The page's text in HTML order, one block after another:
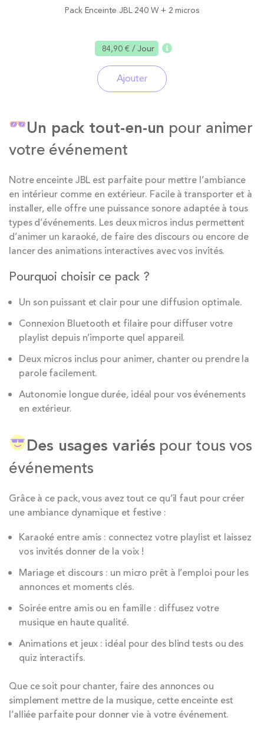
Pack Enceinte JBL 240 W + 2 micros
84,90 €/ Jour
Ajouter
Un pack tout-en-un pour animer
votre événement
Notre enceinte JBL est parfaite pour mettre l’ambiance
en intérieur comme en extérieur. Facile à transporter et à
installer, elle offre une puissance sonore adaptée à tous
types d’événements. Les deux micros inclus permettent
d’animer un karaoké, de faire des discours ou encore de
lancer des animations interactives avec vos invités.
Pourquoi choisir ce pack ?
Un son puissant et clair pour une diffusion optimale.
Connexion Bluetooth et filaire pour diffuser votre
playlist depuis n’importe quel appareil.
Deux micros inclus pour animer, chanter ou prendre la
parole facilement.
Autonomie longue durée, idéal pour vos événements
en extérieur.
Des usages variés pour tous vos
événements
Grâce à ce pack, vous avez tout ce qu’il faut pour créer
une ambiance dynamique et festive :
Karaoké entre amis : connectez votre playlist et laissez
vos invités donner de la voix !
Mariage et discours : un micro prêt à l’emploi pour les
annonces et moments clés.
Soirée entre amis ou en famille : diffusez votre
musique en haute qualité.
Animations et jeux : idéal pour des blind tests ou des
quiz interactifs.
Que ce soit pour chanter, faire des annonces ou
simplement mettre de la musique, cette enceinte est
l’alliée parfaite pour donner vie à votre événement.